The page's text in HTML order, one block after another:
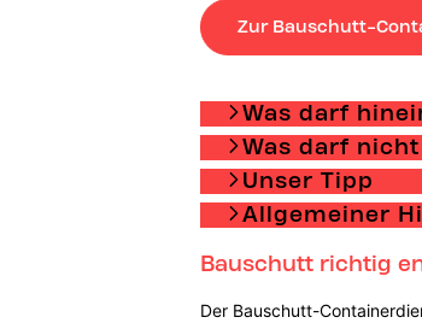
Zur Bauschutt-
Was darf
Was darf
Unser Tipp
Allgemeiner
Bauschutt richtig
Der Bauschutt-